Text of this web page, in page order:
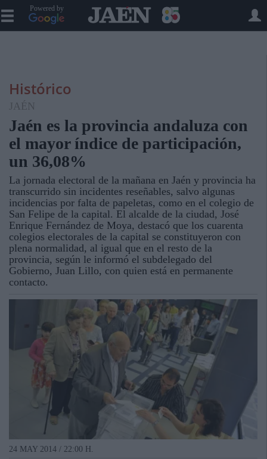
Powered by
Histórico
JAÉN
Jaén es la provincia andaluza con
el mayor índice de participación,
un 36,08%
La jornada electoral de la mañana en Jaén y provincia ha
transcurrido sin incidentes reseñables, salvo algunas
incidencias por falta de papeletas, como en el colegio de
San Felipe de la capital. El alcalde de la ciudad, José
Enrique Fernández de Moya, destacó que los cuarenta
colegios electorales de la capital se constituyeron con
plena normalidad, al igual que en el resto de la
provincia, según le informó el subdelegado del
Gobierno, Juan Lillo, con quien está en permanente
contacto.
24 MAY 2014 / 22:00 H.